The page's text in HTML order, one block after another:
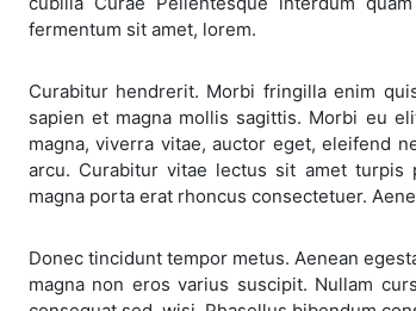
fermentum sit amet, lorem.
Curabitur hendrerit. Morbi fringilla enim
sapien et magna mollis sagittis. Morbi eu
magna, viverra vitae, auctor eget, eleifend
arcu. Curabitur vitae lectus sit amet turpis
magna porta erat rhoncus consectetuer.
Donec tincidunt tempor metus. Aenean
magna non eros varius suscipit. Nullam